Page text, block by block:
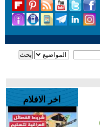
اخر الافلام